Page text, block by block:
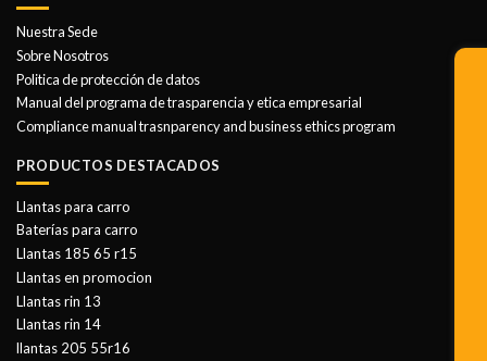
Nuestra Sede
Sobre Nosotros
Politica de protección de datos
Manual del programa de trasparencia y etica empresarial
Compliance manual trasnparency and business ethics program
PRODUCTOS DESTACADOS
Llantas para carro
Baterías para carro
Llantas 185 65 r15
Llantas en promocion
Llantas rin 13
Llantas rin 14
llantas 205 55r16